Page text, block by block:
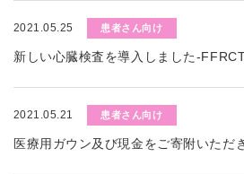
2021.05.25 患者さん向け
新しい心臓検査を導入しました-
2021.05.21 患者さん向け
医療用ガウン及び現金をご寄附いただ